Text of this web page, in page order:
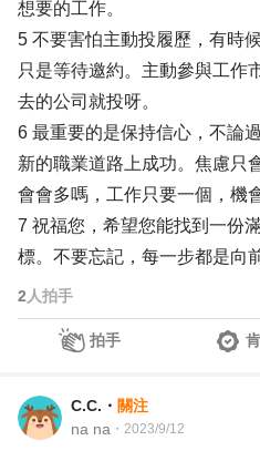
想要的工作。
5 不要害怕主動投履歷，有時
只是等待邀約。主動參與工作
去的公司就投呀。
6 最重要的是保持信心，不論
新的職業道路上成功。焦慮只
會會多嗎，工作只要一個，機
7 祝福您，希望您能找到一份
標。不要忘記，每一步都是向
2 人拍手
拍手
C.C. ・ 關注
na na ・ 2023/9/12